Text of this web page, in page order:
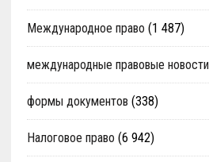
Международное право (1 487)
международные правовые новости
формы документов (338)
Налоговое право (6 942)